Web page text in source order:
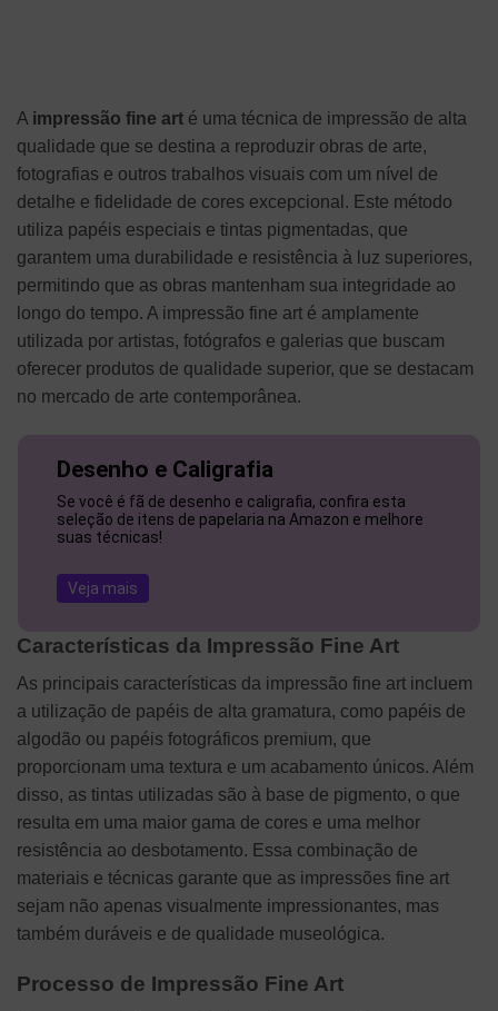
A impressão fine art é uma técnica de impressão de alta
qualidade que se destina a reproduzir obras de arte,
fotografias e outros trabalhos visuais com um nível de
detalhe e fidelidade de cores excepcional. Este método
utiliza papéis especiais e tintas pigmentadas, que
garantem uma durabilidade e resistência à luz superiores,
permitindo que as obras mantenham sua integridade ao
longo do tempo. A impressão fine art é amplamente
utilizada por artistas, fotógrafos e galerias que buscam
oferecer produtos de qualidade superior, que se destacam
no mercado de arte contemporânea.
Desenho e Caligrafia
Se você é fã de desenho e caligrafia, confira esta
seleção de itens de papelaria na Amazon e melhore
suas técnicas!
Veja mais
Características da Impressão Fine Art
As principais características da impressão fine art incluem
a utilização de papéis de alta gramatura, como papéis de
algodão ou papéis fotográficos premium, que
proporcionam uma textura e um acabamento únicos. Além
disso, as tintas utilizadas são à base de pigmento, o que
resulta em uma maior gama de cores e uma melhor
resistência ao desbotamento. Essa combinação de
materiais e técnicas garante que as impressões fine art
sejam não apenas visualmente impressionantes, mas
também duráveis e de qualidade museológica.
Processo de Impressão Fine Art